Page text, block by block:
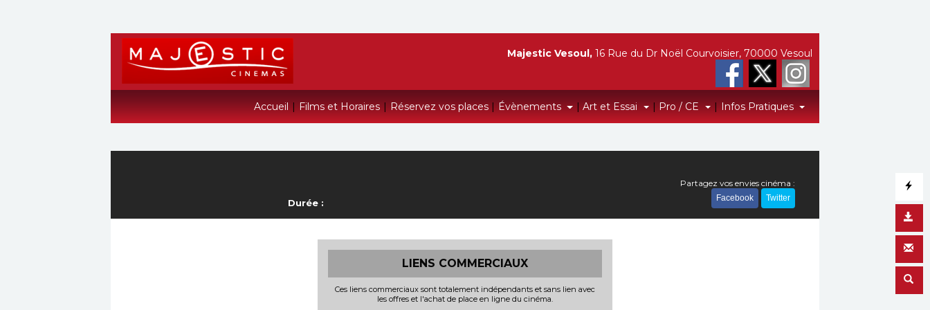
Accueil | Films et Horaires | Réservez vos places | Évènements | Art et Essai | Pro / CE | Infos Pratiques
Majestic Vesoul, 16 Rue du Dr Noël Courvoisier, 70000 Vesoul
Durée :
Partagez vos envies cinéma :
Facebook Twitter
LIENS COMMERCIAUX
Ces liens commerciaux sont totalement indépendants et sans lien avec
les offres et l'achat de place en ligne du cinéma.